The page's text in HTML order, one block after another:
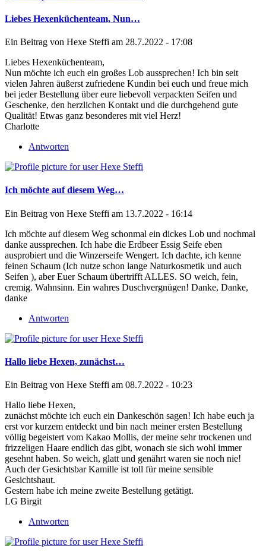
Liebes Hexenküchenteam, Nun…
Ein Beitrag von Hexe Steffi am 28.7.2022 - 17:08
Liebes Hexenküchenteam,
Nun möchte ich euch ein großes Lob aussprechen! Ich bin seit
vielen Jahren äußerst zufriedene Kundin bei euch und freue mich
bei jeder Bestellung über eure liebevoll verpackten Seifen und
Geschenke, den herzlichen Kontakt und die durchgehend gute
Qualität! Etwas ganz besonderes mit viel Herz!
Charlotte
Antworten
Ich möchte auf diesem Weg…
Ein Beitrag von Hexe Steffi am 13.7.2022 - 16:14
Ich möchte auf diesem Weg schonmal ein dickes Lob und nochmal
danke aussprechen. Ich habe die Erdbeer Essig Seife eben
ausprobiert und die Winzerseife Wengert. Ich dachte, ich kenne
feinen Schaum (Ich nutze schon lange Naturkosmetik und auch
Seifen ), aber Euer Schaum übertrifft ALLES. SO weich, fein,
cremig. Wahnsinn. Ein wahres Duschvergnügen! Danke, Danke,
danke
Antworten
Hallo liebe Hexen, zunächst…
Ein Beitrag von Hexe Steffi am 08.7.2022 - 10:23
Hallo liebe Hexen,
zunächst möchte ich euch ein Dankeschön sagen! Ich habe euch ja
erst vor kurzem entdeckt und bin nach meiner ersten Bestellung
völlig begeistert vom Kakao Mollis, der meine sehr trockenen und
frizzeligen Haare endlich das gibt, wonach sie sich wohl immer
gesehnt haben. So weich, glatt und genährt waren sie noch nie!
Auch der Gesichtsbar Kamille ist toll für meine sensible
Gesichtshaut.
Gestern habe ich meine zweite Bestellung getätigt.
LG Birgit
Antworten